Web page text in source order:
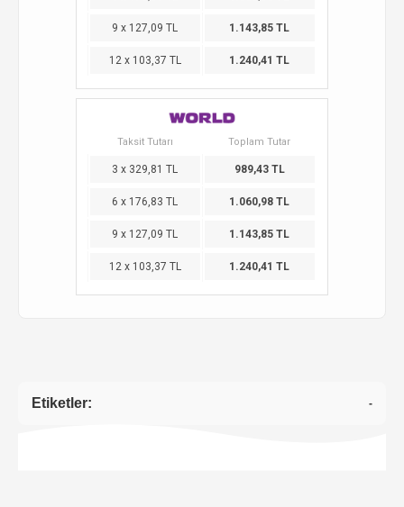
9 x 127,09 TL 1.143,85 TL
12 x 103,37 TL 1.240,41 TL
Taksit Tutarı Toplam Tutar
3 x 329,81 TL 989,43 TL
6 x 176,83 TL 1.060,98 TL
9 x 127,09 TL 1.143,85 TL
12 x 103,37 TL 1.240,41 TL
Etiketler: -